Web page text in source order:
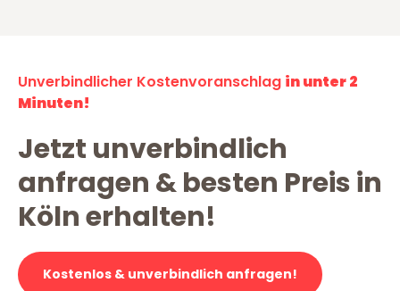
Unverbindlicher Kostenvoranschlag in unter 2
Minuten!
Jetzt unverbindlich
anfragen & besten Preis in
Köln erhalten!
Kostenlos & unverbindlich anfragen!